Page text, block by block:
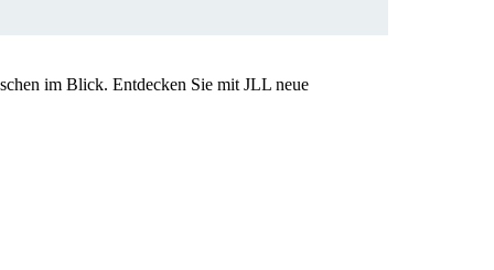
im Blick. Entdecken Sie mit JLL neue